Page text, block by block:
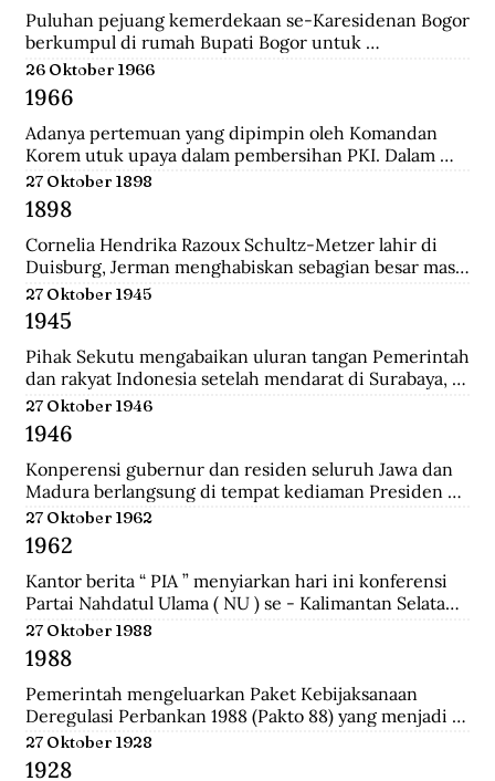
Puluhan pejuang kemerdekaan se-Karesidenan Bogor
berkumpul di rumah Bupati Bogor untuk
menyepakati gedung di Jalan Cikeumeuh sebagai
Museum Perjoangan.
26 Oktober 1966
1966
Adanya pertemuan yang dipimpin oleh Komandan
Korem utuk upaya dalam pembersihan PKI. Dalam
pertemuan ini mengubah jumlah wakil dari kedua
golongan yakni 27 dari Golongan Politik dan 21 dari
Golongan Karya.
27 Oktober 1898
1898
Cornelia Hendrika Razoux Schultz-Metzer lahir di
Duisburg, Jerman menghabiskan sebagian besar masa
kecilnya di Arnhem. Dia mengenyam pendidikan di
Kweekschool untuk menjadi guru. Keputusan
Pemerintah Kolonial untuk mengangkat Cornelia
sebagai anggota Dewan Rakyat memancing protes
para perempuan Indonesia.  Para perempuan
menginginkan seorang wakil perempuan Indonesia di
Volksraad. Tapi alih-alih memilih perempuan
Indonesia, pemerintah Belanda menunjuk seorang
perempuan Belanda yang aktif di organisasi
perempuan sayap IEV.
27 Oktober 1945
1945
Pihak Sekutu mengabaikan uluran tangan Pemerintah
dan rakyat Indonesia setelah mendarat di Surabaya,
dan menyerbu penjara Republik untuk membebaskan
perwira-perwira Sekutu dan pegawai RAPWI (Relief
of Allied Prisoners of War and Internees) yang
ditawan Republik.
27 Oktober 1946
1946
Konperensi gubernur dan residen seluruh Jawa dan
Madura berlangsung di tempat kediaman Presiden
Sukarno hari ini di Yogyakarta. Konperensi
membicarakan masalah kerjasama yang lebih erat
antara pemerintah dan pihak swasta.a setelah
mendarat di Surabaya, dan menyerbu penjara
Republik untuk membebaskan perwira-perwira
Sekutu dan pegawai RAPWI (Relief of Allied Prisoners
of War and Internees) yang ditawan Republik.
27 Oktober 1962
1962
Kantor berita “ PIA ” menyiarkan hari ini konferensi
Partai Nahdatul Ulama ( NU ) se - Kalimantan Selatan
meminta kepada Presiden Sukarno supaya mengubah
status Keadaan Darurat Militer menjadi Keadaan
Darurat Sipil di Kalsel.
27 Oktober 1988
1988
Pemerintah mengeluarkan Paket Kebijaksanaan
Deregulasi Perbankan 1988 (Pakto 88) yang menjadi
titik balik dari berbagai kebijaksanaan penertiban
perbankan 1971-1972. Salah satu fundamental dalam
27 Oktober 1928
1928